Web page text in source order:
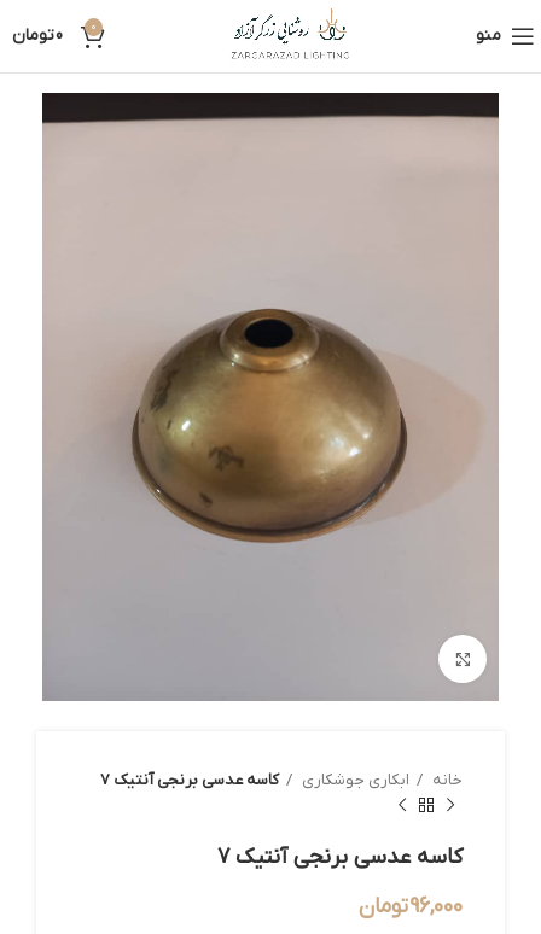
منو 0
0تومان
خانه ابکاری جوشکاری کاسه عدسی برنجی آنتیک 7
کاسه عدسی برنجی آنتیک 7
96,000تومان